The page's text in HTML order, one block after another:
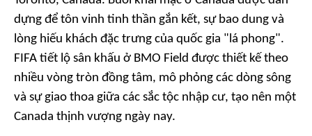
dựng để tôn vinh tinh thần gắn kết, sự bao dung và
lòng hiếu khách đặc trưng của quốc gia "lá phong".
FIFA tiết lộ sân khấu ở BMO Field được thiết kế theo
nhiều vòng tròn đồng tâm, mô phỏng các dòng sông
và sự giao thoa giữa các sắc tộc nhập cư, tạo nên một
Canada thịnh vượng ngày nay.